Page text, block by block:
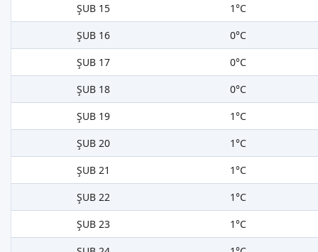
ŞUB 15
1°C
ŞUB 16
0°C
ŞUB 17
0°C
ŞUB 18
0°C
ŞUB 19
1°C
ŞUB 20
1°C
ŞUB 21
1°C
ŞUB 22
1°C
ŞUB 23
1°C